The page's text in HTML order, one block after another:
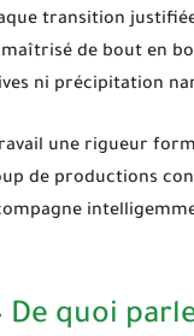
transition
de bout en
ni précipitation
une rigueur
de productions
De quoi